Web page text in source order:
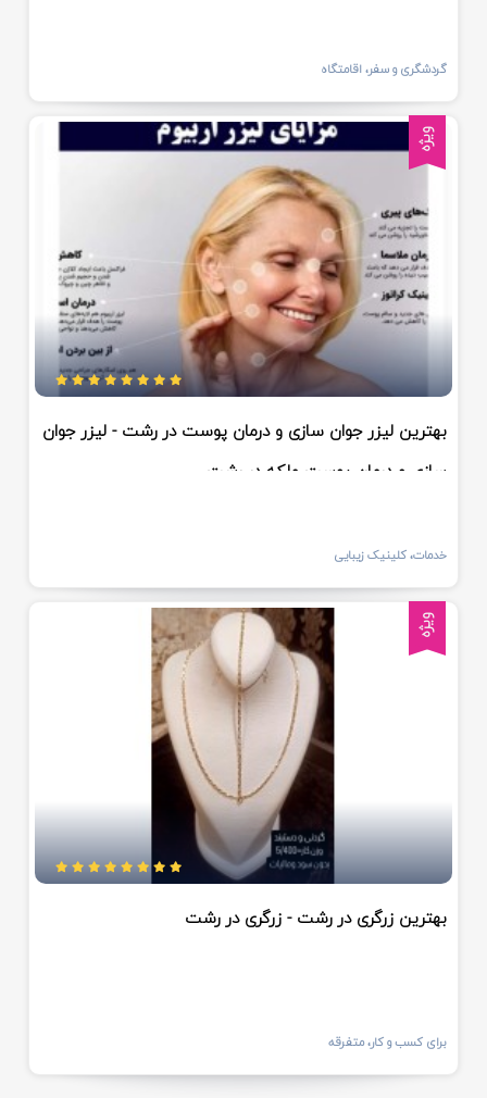
گردشگری و سفر، اقامتگاه
ویژه
بهترین لیزر جوان سازی و درمان پوست در رشت - لیزر جوان
سازی و درمان پوست ملکه در رشت
خدمات، کلینیک زیبایی
ویژه
بهترین زرگری در رشت - زرگری در رشت
برای کسب و کار، متفرقه